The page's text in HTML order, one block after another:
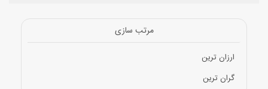
مرتب سازی
ارزان ترین
گران ترین